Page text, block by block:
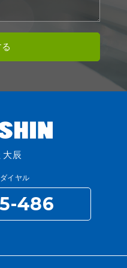
大辰
イヤル
486